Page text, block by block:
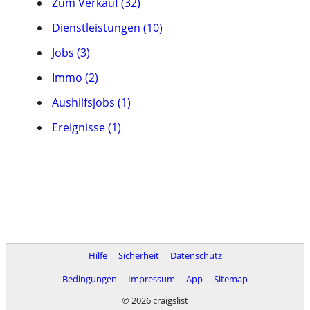
Dienstleistungen (10)
Jobs (3)
Immo (2)
Aushilfsjobs (1)
Ereignisse (1)
Hilfe Sicherheit
Datenschutz
Bedingungen
Impressum App
Sitemap
© 2026 craigslist